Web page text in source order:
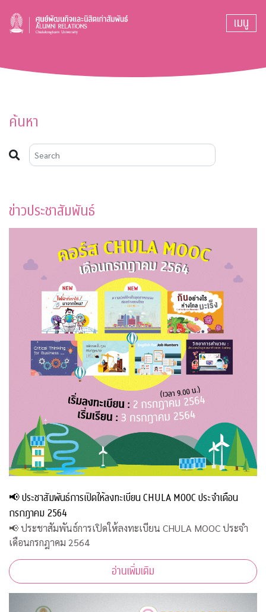
เมนู
ค้นหา
ข่าวประชาสัมพันธ์
📢 ประชาสัมพันธ์การเปิดให้ลงทะเบียน CHULA MOOC ประจำเดือน
กรกฎาคม 2564
📢 ประชาสัมพันธ์การเปิดให้ลงทะเบียน CHULA MOOC ประจำ
เดือนกรกฎาคม 2564
อ่านเพิ่มเติม